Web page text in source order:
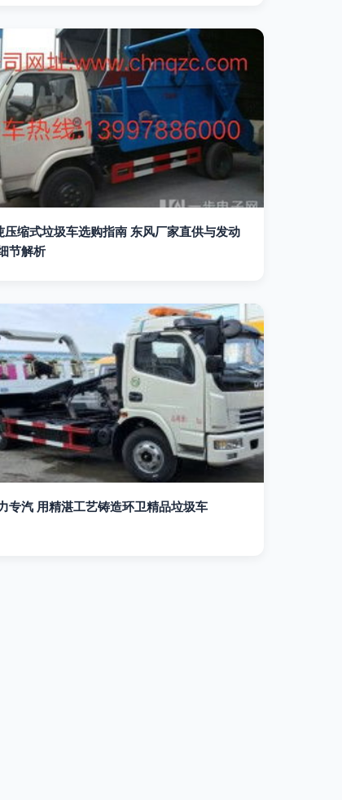
压缩式垃圾车选购指南 东风厂家直供与发动
节解析
专汽 用精湛工艺铸造环卫精品垃圾车